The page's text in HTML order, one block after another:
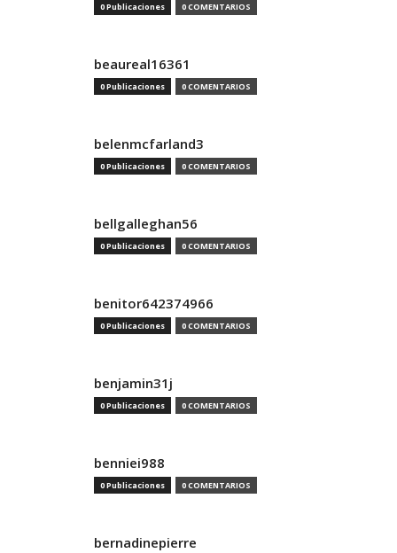
0 Publicaciones 0 COMENTARIOS
beaureal16361
0 Publicaciones 0 COMENTARIOS
belenmcfarland3
0 Publicaciones 0 COMENTARIOS
bellgalleghan56
0 Publicaciones 0 COMENTARIOS
benitor642374966
0 Publicaciones 0 COMENTARIOS
benjamin31j
0 Publicaciones 0 COMENTARIOS
benniei988
0 Publicaciones 0 COMENTARIOS
bernadinepierre